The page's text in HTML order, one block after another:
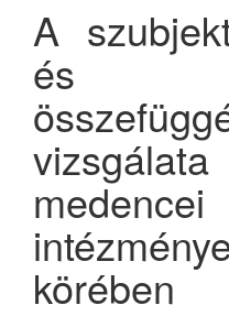
A
és
körében